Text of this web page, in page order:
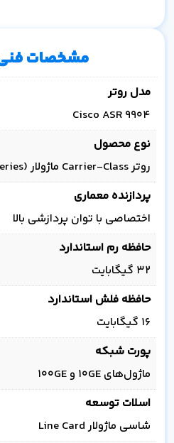
مشخصات
مدل روتر
Cisco ASR 9904
نوع محصول
روتر Carrier-Class ماژولار (ASR 9000 Series)
پردازنده معماری
اختصاصی با توان پردازشی بالا
حافظه رم استاندارد
۳۲ گیگابایت
حافظه فلش استاندارد
۱۶ گیگابایت
پورت شبکه
ماژول‌های 10GE و 100GE
اسلات توسعه
شاسی ماژولار Line Card